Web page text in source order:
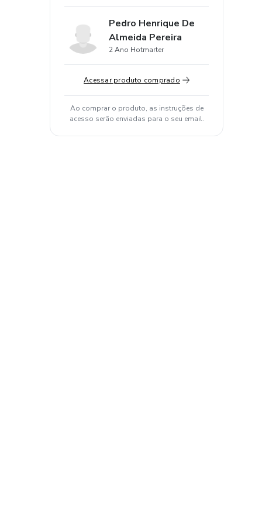
Pedro Henrique De
Almeida Pereira
2 Ano Hotmarter
Acessar produto comprado
Ao comprar o produto, as instruções de
acesso serão enviadas para o seu email.